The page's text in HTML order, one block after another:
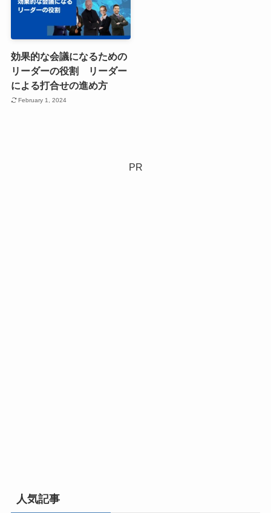
効果的な会議になるための
リーダーの役割 リーダー
による打合せの進め方
February 1, 2024
PR
人気記事